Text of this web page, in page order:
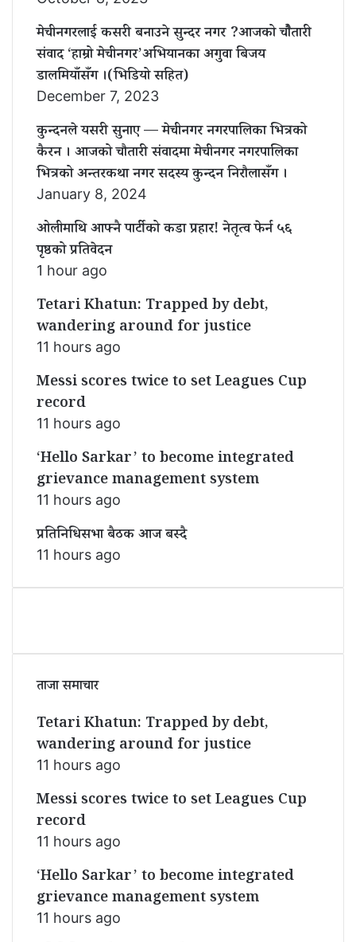
मेचीनगरलाई कसरी बनाउने सुन्दर नगर ?आजको चौैतारी
संवाद ‘हाम्रो मेचीनगर’अभियानका अगुवा बिजय
डालमियाँसँग ।(भिडियो सहित)
December 7, 2023
कुन्दनले यसरी सुनाए — मेचीनगर नगरपालिका भित्रको
कैरन । आजको चौतारी संवादमा मेचीनगर नगरपालिका
भित्रको अन्तरकथा नगर सदस्य कुन्दन निरौलासँग ।
January 8, 2024
ओलीमाथि आफ्नै पार्टीको कडा प्रहार! नेतृत्व फेर्न ५६
पृष्ठको प्रतिवेदन
1 hour ago
Tetari Khatun: Trapped by debt,
wandering around for justice
11 hours ago
Messi scores twice to set Leagues Cup
record
11 hours ago
‘Hello Sarkar’ to become integrated
grievance management system
11 hours ago
प्रतिनिधिसभा बैठक आज बस्दै
11 hours ago
ताजा समाचार
Tetari Khatun: Trapped by debt,
wandering around for justice
11 hours ago
Messi scores twice to set Leagues Cup
record
11 hours ago
‘Hello Sarkar’ to become integrated
grievance management system
11 hours ago